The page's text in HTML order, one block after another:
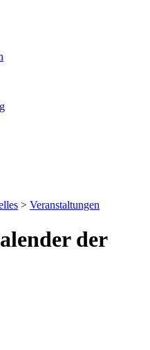
> Veranstaltungen
der